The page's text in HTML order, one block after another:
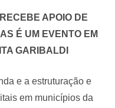
APOIO DE
É UM EVENTO EM
GARIBALDI
e a estruturação e
em municípios da